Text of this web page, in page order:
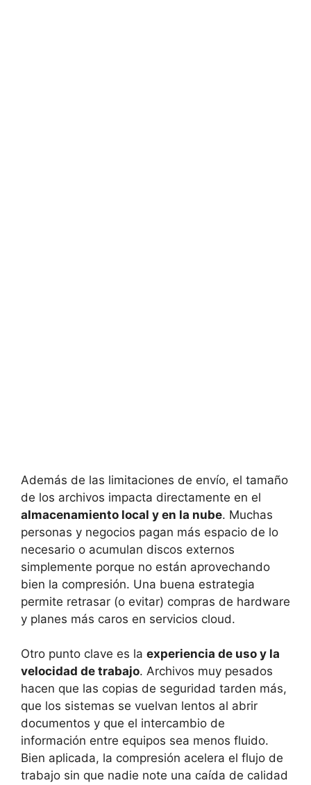
Además de las limitaciones de envío, el tamaño
de los archivos impacta directamente en el
almacenamiento local y en la nube. Muchas
personas y negocios pagan más espacio de lo
necesario o acumulan discos externos
simplemente porque no están aprovechando
bien la compresión. Una buena estrategia
permite retrasar (o evitar) compras de hardware
y planes más caros en servicios cloud.
Otro punto clave es la experiencia de uso y la
velocidad de trabajo. Archivos muy pesados
hacen que las copias de seguridad tarden más,
que los sistemas se vuelvan lentos al abrir
documentos y que el intercambio de
información entre equipos sea menos fluido.
Bien aplicada, la compresión acelera el flujo de
trabajo sin que nadie note una caída de calidad